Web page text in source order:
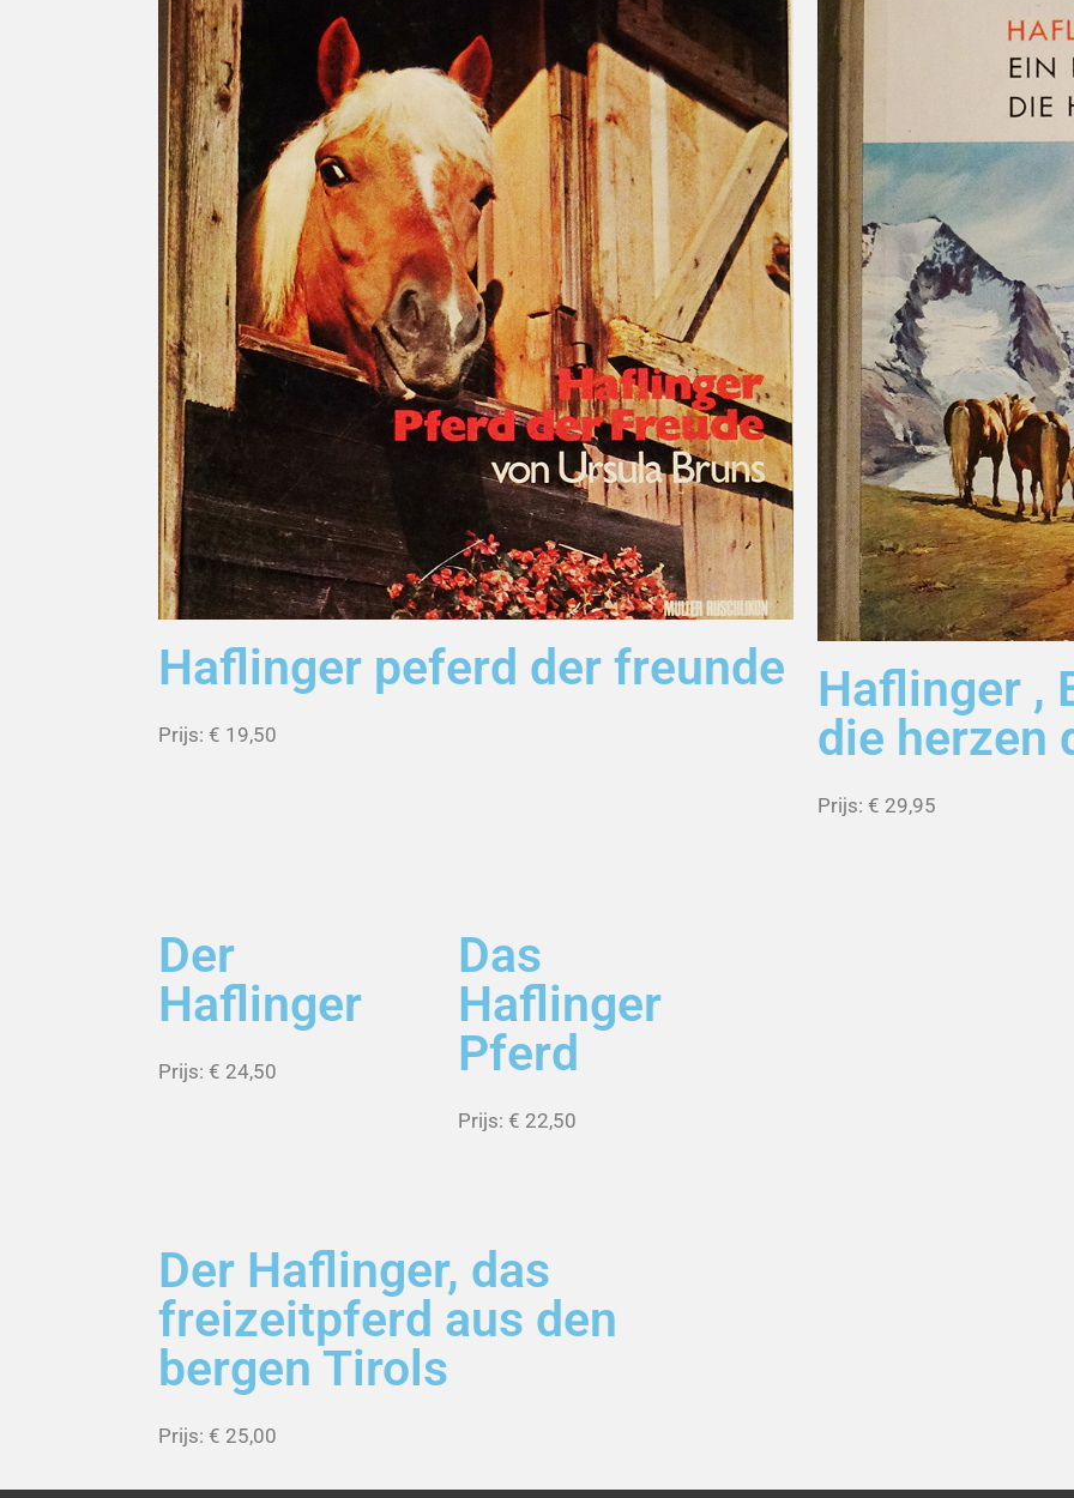
Haflinger peferd der freunde
Prijs: € 19,50
Haflinger ,
die herzen
Prijs: € 29,95
Der
Haflinger
Prijs: € 24,50
Das
Haflinger
Pferd
Prijs: € 22,50
Der Haflinger, das
freizeitpferd aus den
bergen Tirols
Prijs: € 25,00